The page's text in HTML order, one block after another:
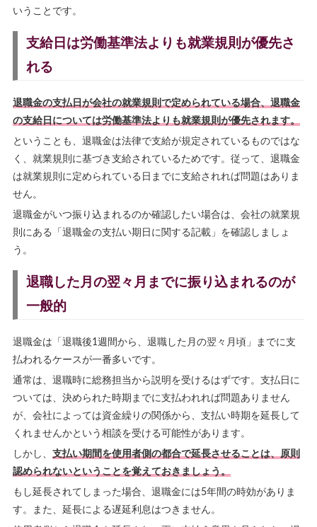
いうことです。
支給日は労働基準法よりも就業規則が優先さ
れる
退職金の支払日が会社の就業規則で定められている場合、退職金
の支給日については労働基準法よりも就業規則が優先されます。
ということも、退職金は法律で支給が規定されているものではな
く、就業規則に基づき支給されているためです。従って、退職金
は就業規則に定められている日までに支給されれば問題はありま
せん。
退職金がいつ振り込まれるのか確認したい場合は、会社の就業規
則にある「退職金の支払い期日に関する記載」を確認しましょ
う。
退職した月の翌々月までに振り込まれるのが
一般的
退職金は「退職後1週間から、退職した月の翌々月頃」までに支
払われるケースが一番多いです。
通常は、退職時に総務担当から説明を受けるはずです。支払日に
ついては、決められた時期までに支払われれば問題ありません
が、会社によっては資金繰りの関係から、支払い時期を延長して
くれませんかという相談を受ける可能性があります。
しかし、 支払い期間を使用者側の都合で延長させることは、原則
認められないということを覚えておきましょう。
もし延長されてしまった場合、退職金には5年間の時効がありま
す。また、延長による遅延利息はつきません。